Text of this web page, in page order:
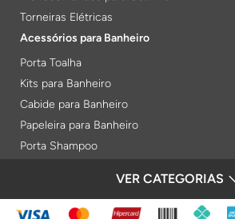
Torneiras Elétricas
Acessórios para Banheiro
Porta Toalha
Kits para Banheiro
Cabide para Banheiro
Papeleira para Banheiro
Porta Shampoo
Porta Toalha Aquecido
VER CATEGORIAS
FORMAS DE PAGAMENTO